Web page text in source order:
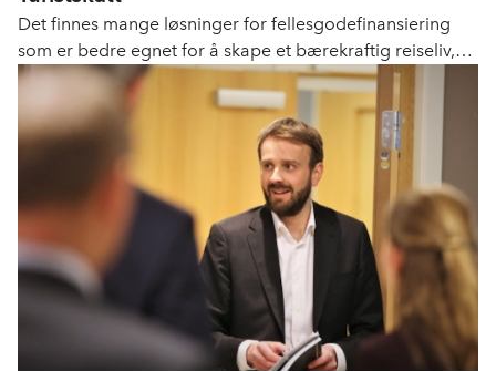
Det finnes mange løsninger for fellesgodefinansiering
som er bedre egnet for å skape et bærekraftig reiseliv,
enn turistskatt på overnatting.